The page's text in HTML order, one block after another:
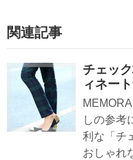
関連記事
チェッ
ィネー
しの参考
利な「チ
おしゃれ